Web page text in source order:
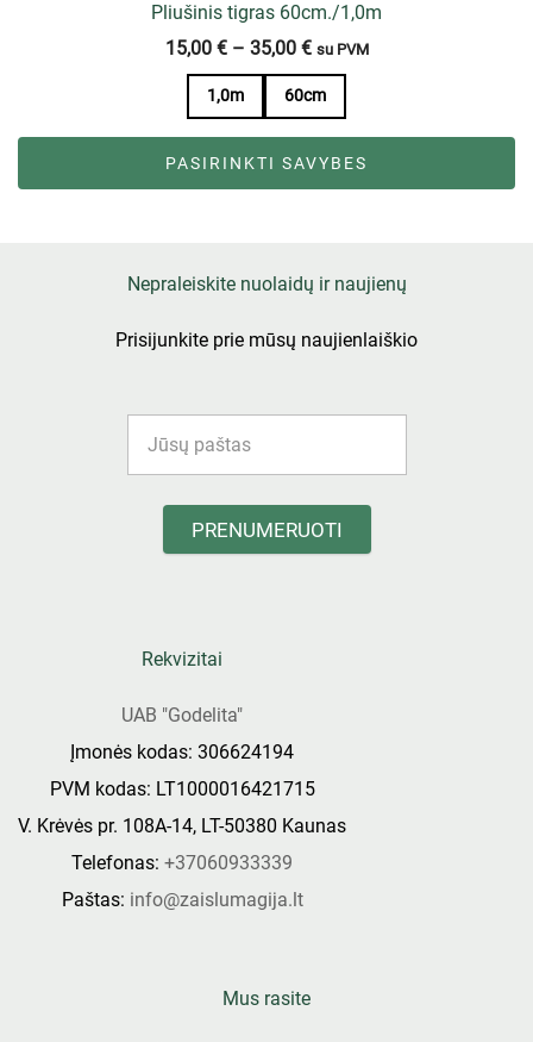
Pliušinis tigras 60cm./1,0m
15,00 € – 35,00 € su PVM
1,0m 60cm
PASIRINKTI SAVYBES
Nepraleiskite nuolaidų ir naujienų
Prisijunkite prie mūsų naujienlaiškio
PRENUMERUOTI
Rekvizitai
UAB "Godelita"
Įmonės kodas: 306624194
PVM kodas: LT1000016421715
V. Krėvės pr. 108A-14, LT-50380 Kaunas
Telefonas: +37060933339
Paštas: info@zaislumagija.lt
Mus rasite